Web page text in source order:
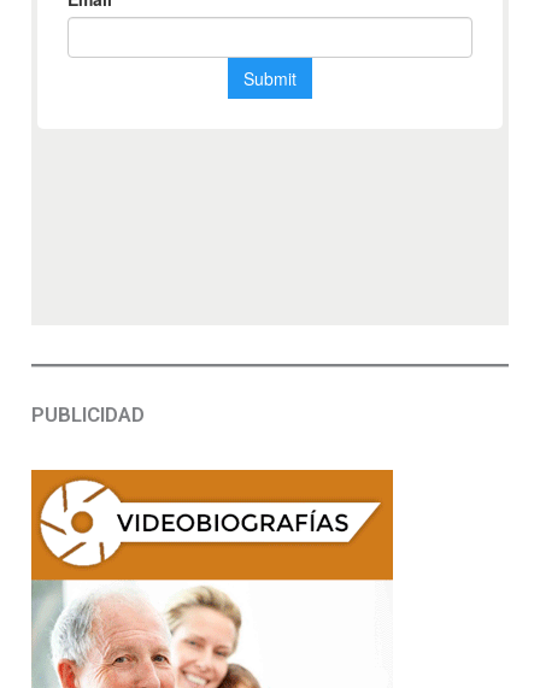
PUBLICIDAD